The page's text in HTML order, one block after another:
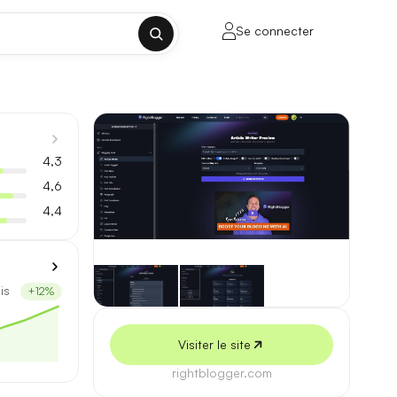
✕
sur la longueur de contexte, la
sans découpage manuel.
Se connecter
4,3
4,6
4,4
+12%
Visiter le site
rightblogger.com